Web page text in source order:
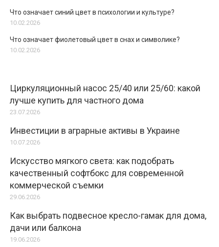
Что означает синий цвет в психологии и культуре?
10.02.2026
Что означает фиолетовый цвет в снах и символике?
10.02.2026
Циркуляционный насос 25/40 или 25/60: какой
лучше купить для частного дома
23.07.2026
Инвестиции в аграрные активы в Украине
10.07.2026
Искусство мягкого света: как подобрать
качественный софтбокс для современной
коммерческой съемки
29.06.2026
Как выбрать подвесное кресло-гамак для дома,
дачи или балкона
19.06.2026